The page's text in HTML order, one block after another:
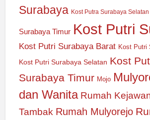
Surabaya Kost Putra Surabaya Selatan
Surabaya Timur Kost Putri
Kost Putri Surabaya Barat Kost Putri
Kost Putri Surabaya Selatan Kost
Surabaya Timur Mojo
dan Wanita Rumah
Tambak Rumah Mulyorejo